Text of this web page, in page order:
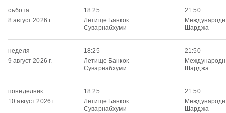
събота
8 август 2026 г.
18:25
Летище Банкок
Суварнабхуми
21:50
Шарджа
неделя
9 август 2026 г.
18:25
Летище Банкок
Суварнабхуми
21:50
Шарджа
понеделник
10 август 2026 г.
18:25
Летище Банкок
Суварнабхуми
21:50
Шарджа